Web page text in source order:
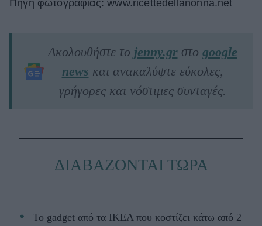
Πηγή φωτογραφίας: www.ricettedellanonna.net
Ακολουθήστε το jenny.grστο google
news και ανακαλύψτε εύκολες,
γρήγορες και νόστιμες συνταγές.
ΔΙΑΒΑΖΟΝΤΑΙ ΤΩΡΑ
Το gadget από τα IKEA που κοστίζει κάτω από 2